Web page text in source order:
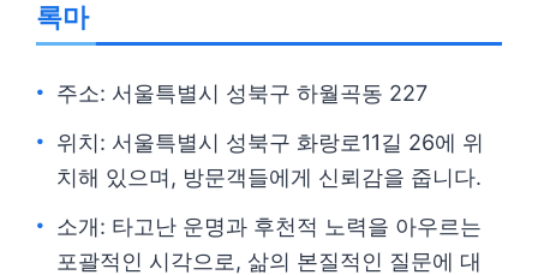
록마
주소: 서울특별시 성북구 하월곡동 227
위치: 서울특별시 성북구 화랑로11길 26에 위
치해 있으며, 방문객들에게 신뢰감을 줍니다.
소개: 타고난 운명과 후천적 노력을 아우르는
포괄적인 시각으로, 삶의 본질적인 질문에 대